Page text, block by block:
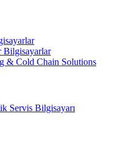
Bilgisayarlar
& Cold Chain Solutions
Servis Bilgisayarı